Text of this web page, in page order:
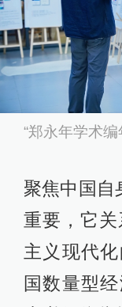
“郑永年学术编
聚焦中国自
重要，它
主义现代
国数量型